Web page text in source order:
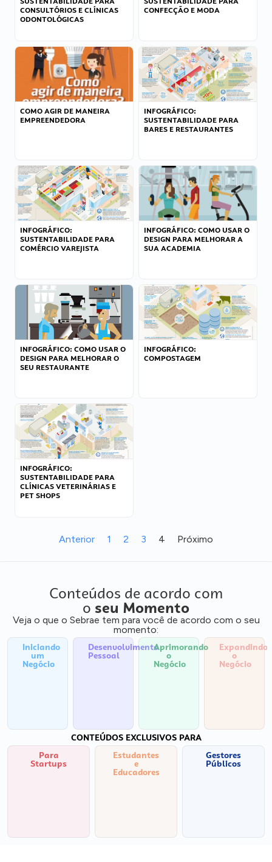
CONSULTÓRIOS E CLÍNICAS
ODONTOLÓGICAS
CONFECÇÃO E MODA
COMO AGIR DE MANEIRA
EMPREENDEDORA
INFOGRÁFICO:
SUSTENTABILIDADE PARA
BARES E RESTAURANTES
INFOGRÁFICO:
SUSTENTABILIDADE PARA
COMÉRCIO VAREJISTA
INFOGRÁFICO: COMO USAR O
DESIGN PARA MELHORAR A
SUA ACADEMIA
INFOGRÁFICO: COMO USAR O
DESIGN PARA MELHORAR O
SEU RESTAURANTE
INFOGRÁFICO:
COMPOSTAGEM
INFOGRÁFICO:
SUSTENTABILIDADE PARA
CLÍNICAS VETERINÁRIAS E
PET SHOPS
Anterior 1 2 3 4 Próximo
Conteúdos de acordo com
o seu Momento
Veja o que o Sebrae tem para você de acordo com o seu
momento:
Iniciando
um
Negócio
Desenvolvimento
Pessoal
Aprimorando
o
Negócio
Expandindo
o
Negócio
CONTEÚDOS EXCLUSIVOS PARA
Para
Startups
Estudantes
e
Educadores
Gestores
Públicos